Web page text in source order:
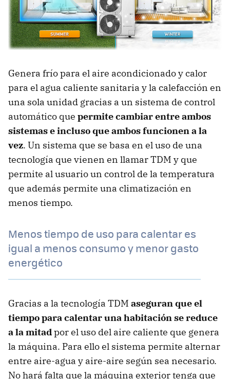
Genera frío para el aire acondicionado y calor
para el agua caliente sanitaria y la calefacción en
una sola unidad gracias a un sistema de control
automático que permite cambiar entre ambos
sistemas e incluso que ambos funcionen a la
vez. Un sistema que se basa en el uso de una
tecnología que vienen en llamar TDM y que
permite al usuario un control de la temperatura
que además permite una climatización en
menos tiempo.
Menos tiempo de uso para calentar es
igual a menos consumo y menor gasto
energético
Gracias a la tecnología TDM aseguran que el
tiempo para calentar una habitación se reduce
a la mitadpor el uso del aire caliente que genera
la máquina. Para ello el sistema permite alternar
entre aire-agua y aire-aire según sea necesario.
No hará falta que la máquina exterior tenga que